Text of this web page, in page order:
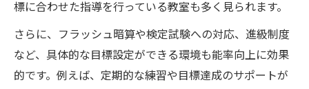
標に合わせた指導を行っている教室も多く見られます。
さらに、フラッシュ暗算や検定試験への対応、進級制度
など、具体的な目標設定ができる環境も能率向上に効果
的です。例えば、定期的な練習や目標達成のサポートが